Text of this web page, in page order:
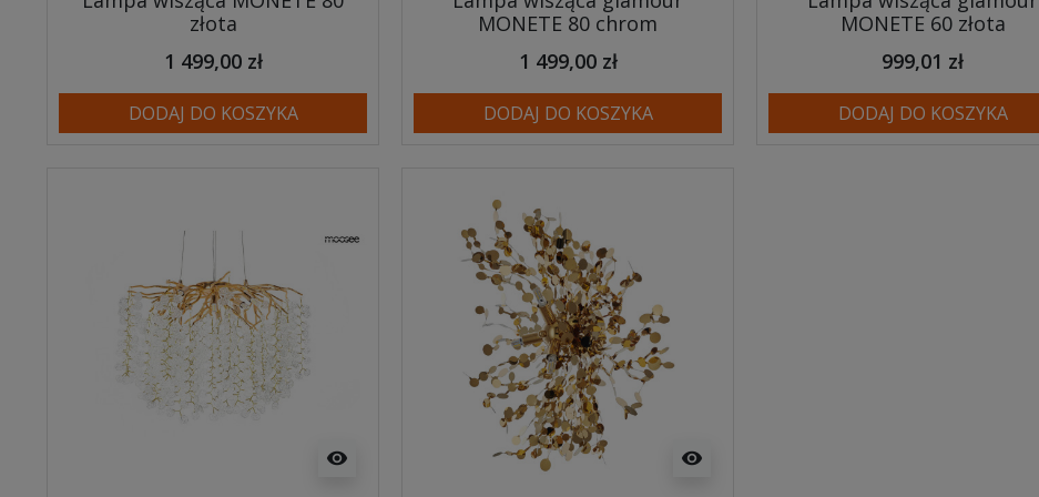
złota
1 499,00 zł
DODAJ DO KOSZYKA
MONETE 80 chrom
1 499,00 zł
DODAJ DO KOSZYKA
MONETE 60 złota
999,01 zł
DODAJ DO KOSZYKA
visibility visibility